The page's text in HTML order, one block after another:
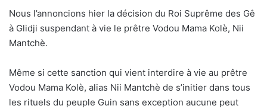
Nous l’annoncions hier la décision du Roi Suprême des Gê
à Glidji suspendant à vie le prêtre Vodou Mama Kolè, Nii
Mantchè.
Même si cette sanction qui vient interdire à vie au prêtre
Vodou Mama Kolè, alias Nii Mantchè de s’initier dans tous
les rituels du peuple Guin sans exception aucune peut